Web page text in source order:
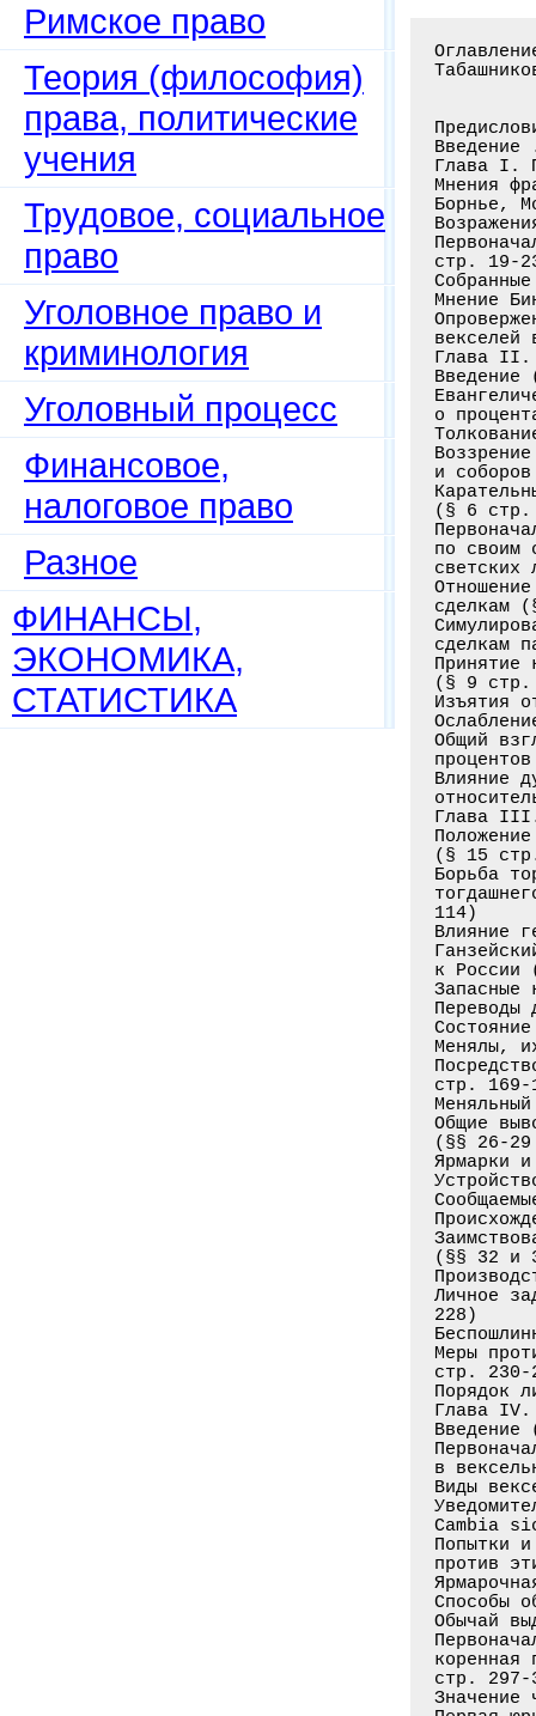
Римское право
Теория (философия)
права, политические
учения
Трудовое, социальное
право
Уголовное право и
криминология
Уголовный процесс
Финансовое,
налоговое право
Разное
ФИНАНСЫ,
ЭКОНОМИКА,
СТАТИСТИКА
Глава
Мнения
Борнье,
стр. 19-
Мнение
Глава
о
и
(§ 6 стр.
по своим
сделкам
сделкам
Принятие
(§ 9 стр.
Изъятия
Общий
Влияние
Глава III.
(§ 15
Борьба
114)
Влияние
к России
Запасные
Менялы,
стр. 169-
Общие
(§§ 26-
Ярмарки
(§§ 32 и
Личное
228)
Меры
стр. 230-
Порядок
Глава
в
Виды
Cambia
Попытки
против
Способы
Обычай
коренная
стр. 297-
Значение